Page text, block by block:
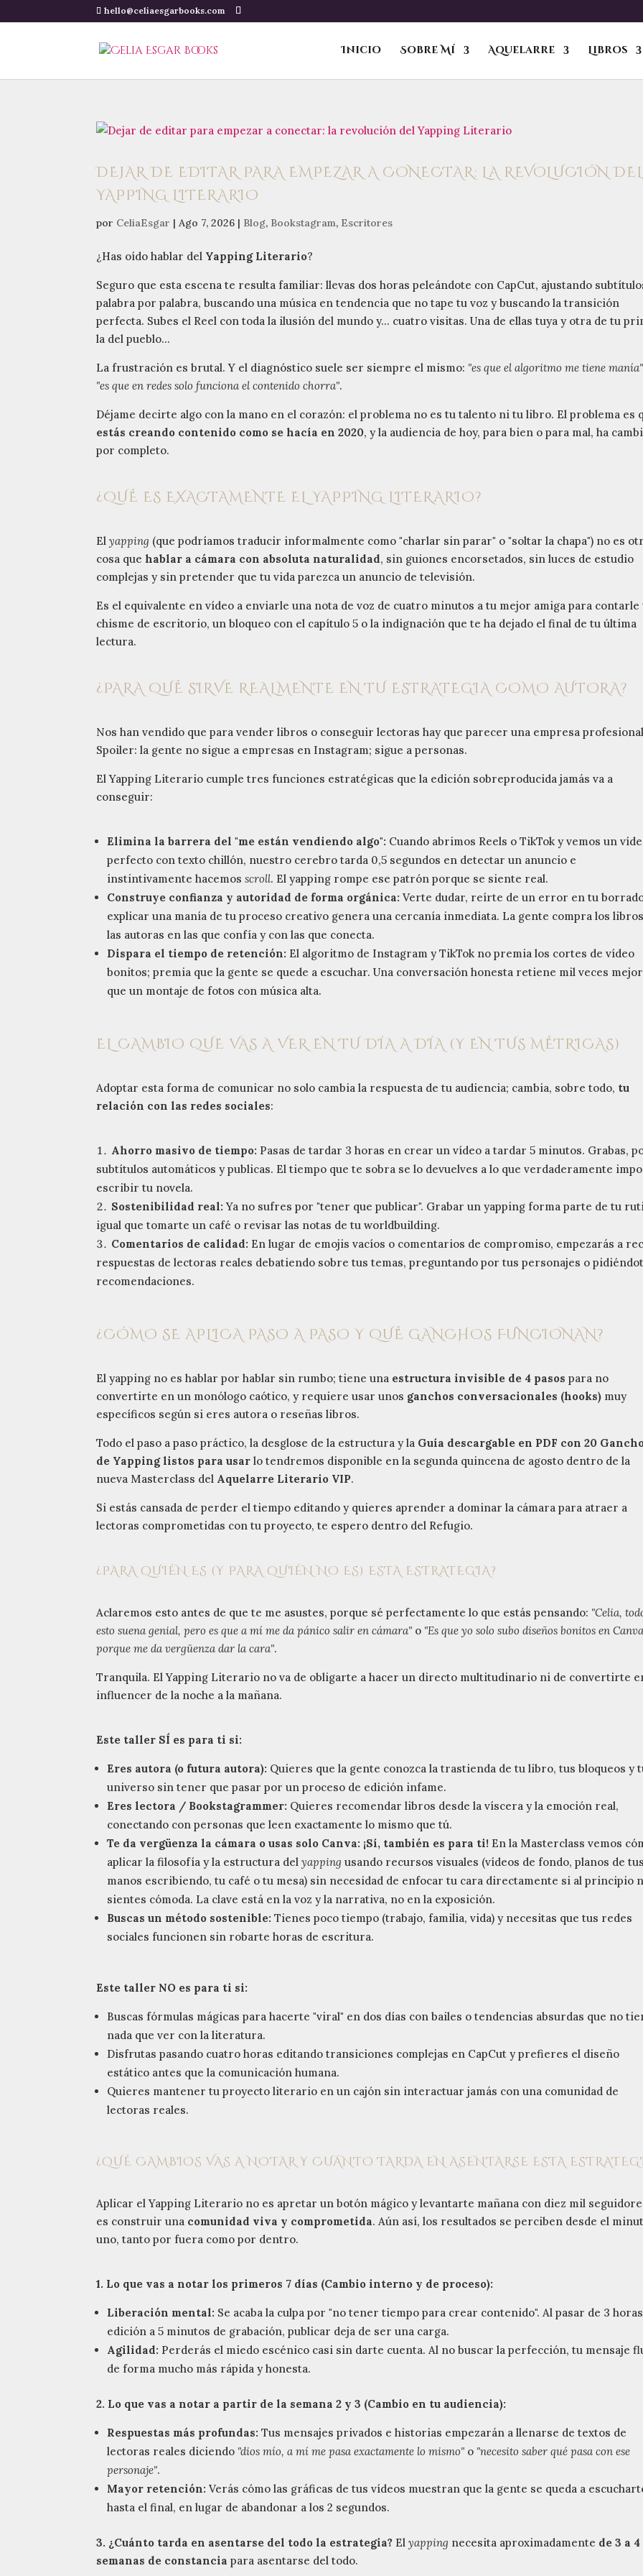
hello@celiaesgarbooks.com
Inicio Sobre Mí Aquelarre Libros
DEJAR DE EDITAR PARA EMPEZAR A CONECTAR: LA REVOLUCIÓN
YAPPING LITERARIO
por CeliaEsgar |Ago 7, 2026 | Blog, Bookstagram, Escritores
¿Has oído hablar del Yapping Literario?
Seguro que esta escena te resulta familiar: llevas dos horas peleándote con CapCut, ajustando
palabra por palabra, buscando una música en tendencia que no tape tu voz y buscando la transición
perfecta. Subes el Reel con toda la ilusión del mundo y... cuatro visitas. Una de ellas tuya y otra de tu
la del pueblo...
La frustración es brutal. Y el diagnóstico suele ser siempre el mismo: "es que el algoritmo me tiene manía"
"es que en redes solo funciona el contenido chorra".
Déjame decirte algo con la mano en el corazón: el problema no es tu talento ni tu libro. El problema es
estás creando contenido como se hacía en 2020, y la audiencia de hoy, para bien o para mal, ha
por completo.
¿QUÉ ES EXACTAMENTE EL YAPPING LITERARIO?
Elyapping (que podríamos traducir informalmente como "charlar sin parar" o "soltar la chapa") no es
cosa que hablar a cámara con absoluta naturalidad, sin guiones encorsetados, sin luces de estudio
complejas y sin pretender que tu vida parezca un anuncio de televisión.
Es el equivalente en vídeo a enviarle una nota de voz de cuatro minutos a tu mejor amiga para contarle
chisme de escritorio, un bloqueo con el capítulo 5 o la indignación que te ha dejado el final de tu última
lectura.
¿PARA QUÉ SIRVE REALMENTE EN TU ESTRATEGIA COMO AUTORA?
Nos han vendido que para vender libros o conseguir lectoras hay que parecer una empresa
Spoiler: la gente no sigue a empresas en Instagram; sigue a personas.
El Yapping Literario cumple tres funciones estratégicas que la edición sobreproducida jamás va a
conseguir:
Elimina la barrera del "me están vendiendo algo": Cuando abrimos Reels o TikTok y vemos un
perfecto con texto chillón, nuestro cerebro tarda 0,5 segundos en detectar un anuncio e
instintivamente hacemosscroll. El yapping rompe ese patrón porque se siente real.
Construye confianza y autoridad de forma orgánica: Verte dudar, reírte de un error en tu
explicar una manía de tu proceso creativo genera una cercanía inmediata. La gente compra los
las autoras en las que confía y con las que conecta.
Dispara el tiempo de retención: El algoritmo de Instagram y TikTok no premia los cortes de vídeo
bonitos; premia que la gente se quede a escuchar. Una conversación honesta retiene mil veces mejor
que un montaje de fotos con música alta.
EL CAMBIO QUE VAS A VER EN TU DÍA A DÍA (Y EN TUS MÉTRICAS)
Adoptar esta forma de comunicar no solo cambia la respuesta de tu audiencia; cambia, sobre todo, tu
relación con las redes sociales:
Ahorro masivo de tiempo: Pasas de tardar 3 horas en crear un vídeo a tardar 5 minutos. Grabas,
subtítulos automáticos y publicas. El tiempo que te sobra se lo devuelves a lo que verdaderamente
escribir tu novela.
Sostenibilidad real: Ya no sufres por "tener que publicar". Grabar un yapping forma parte de tu
igual que tomarte un café o revisar las notas de tu worldbuilding.
Comentarios de calidad: En lugar de emojis vacíos o comentarios de compromiso, empezarás a
respuestas de lectoras reales debatiendo sobre tus temas, preguntando por tus personajes o
recomendaciones.
¿CÓMO SE APLICA PASO A PASO Y QUÉ GANCHOS FUNCIONAN?
El yapping no es hablar por hablar sin rumbo; tiene una estructura invisible de 4 pasos para no
convertirte en un monólogo caótico, y requiere usar unos ganchos conversacionales (hooks) muy
específicos según si eres autora o reseñas libros.
Todo el paso a paso práctico, la desglose de la estructura y la Guía descargable en PDF con 20
de Yapping listos para usar lo tendremos disponible en la segunda quincena de agosto dentro de la
nueva Masterclass del Aquelarre Literario VIP.
Si estás cansada de perder el tiempo editando y quieres aprender a dominar la cámara para atraer a
lectoras comprometidas con tu proyecto, te espero dentro del Refugio.
¿PARA QUIÉN ES (Y PARA QUIÉN NO ES) ESTA ESTRATEGIA?
Aclaremos esto antes de que te me asustes, porque sé perfectamente lo que estás pensando: "Celia,
esto suena genial, pero es que a mí me da pánico salir en cámara" o "Es que yo solo subo diseños bonitos en
porque me da vergüenza dar la cara".
Tranquila. El Yapping Literario no va de obligarte a hacer un directo multitudinario ni de convertirte
influencer de la noche a la mañana.
Este taller SÍ es para ti si:
Eres autora (o futura autora): Quieres que la gente conozca la trastienda de tu libro, tus bloqueos y
universo sin tener que pasar por un proceso de edición infame.
Eres lectora / Bookstagrammer: Quieres recomendar libros desde la víscera y la emoción real,
conectando con personas que leen exactamente lo mismo que tú.
Te da vergüenza la cámara o usas solo Canva: ¡Sí, también es para ti! En la Masterclass vemos
aplicar la filosofía y la estructura delyapping usando recursos visuales (vídeos de fondo, planos de
manos escribiendo, tu café o tu mesa) sin necesidad de enfocar tu cara directamente si al principio
sientes cómoda. La clave está en la voz y la narrativa, no en la exposición.
Buscas un método sostenible: Tienes poco tiempo (trabajo, familia, vida) y necesitas que tus redes
sociales funcionen sin robarte horas de escritura.
Este taller NO es para ti si:
Buscas fórmulas mágicas para hacerte "viral" en dos días con bailes o tendencias absurdas que no
nada que ver con la literatura.
Disfrutas pasando cuatro horas editando transiciones complejas en CapCut y prefieres el diseño
estático antes que la comunicación humana.
Quieres mantener tu proyecto literario en un cajón sin interactuar jamás con una comunidad de
lectoras reales.
¿QUÉ CAMBIOS VAS A NOTAR Y CUÁNTO TARDA EN ASENTARSE ESTA
Aplicar el Yapping Literario no es apretar un botón mágico y levantarte mañana con diez mil
es construir una comunidad viva y comprometida. Aún así, los resultados se perciben desde el
uno, tanto por fuera como por dentro.
1. Lo que vas a notar los primeros 7 días (Cambio interno y de proceso):
Liberación mental: Se acaba la culpa por "no tener tiempo para crear contenido". Al pasar de 3
edición a 5 minutos de grabación, publicar deja de ser una carga.
Agilidad: Perderás el miedo escénico casi sin darte cuenta. Al no buscar la perfección, tu mensaje
de forma mucho más rápida y honesta.
2. Lo que vas a notar a partir de la semana 2 y 3 (Cambio en tu audiencia):
Respuestas más profundas: Tus mensajes privados e historias empezarán a llenarse de textos de
lectoras reales diciendo "dios mío, a mí me pasa exactamente lo mismo" o "necesito saber qué pasa con ese
personaje".
Mayor retención: Verás cómo las gráficas de tus vídeos muestran que la gente se queda a
hasta el final, en lugar de abandonar a los 2 segundos.
3. ¿Cuánto tarda en asentarse del todo la estrategia? Elyapping necesita aproximadamente de 3 a 4
semanas de constancia para asentarse del todo.